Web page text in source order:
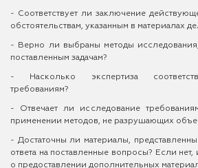
- Соответствует ли заключение
обстоятельствам, указанным в материалах
- Верно ли выбраны методы
поставленным задачам?
- Насколько экспертиза
требованиям?
- Отвечает ли исследование
применении методов, не разрушающих
- Достаточны ли материалы,
ответа на поставленные вопросы? Если нет,
о предоставлении дополнительных